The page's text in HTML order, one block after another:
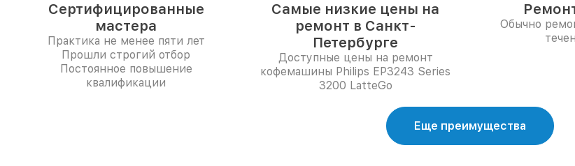
Сертифицированные
мастера
Практика не менее пяти лет
Прошли строгий отбор
Постоянное повышение
квалификации
Самые низкие цены на
ремонт в Санкт-
Петербурге
Доступные цены на ремонт
кофемашины Philips EP3243 Series
3200 LatteGo
Обычно
Еще преимущества